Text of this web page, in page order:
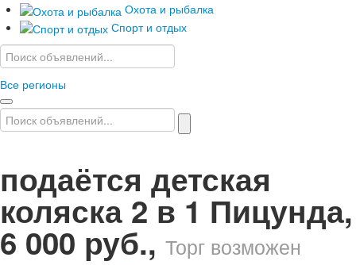
Охота и рыбалка
Спорт и отдых
Все регионы
подаётся детская
коляска 2 в 1 Пицунда,
6 000 руб., Торг возможен